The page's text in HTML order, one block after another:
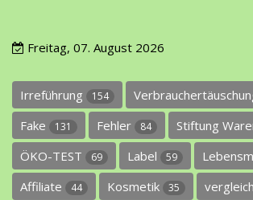
Freitag, 07. August 2026
Irreführung 154
Fake 131 Fehler 84 Stiftung
ÖKO-TEST 69 Label 59
Affiliate 44 Kosmetik 35